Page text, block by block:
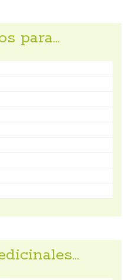
para…